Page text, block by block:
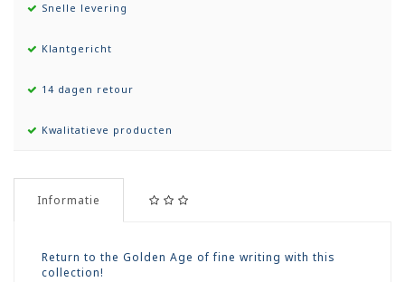
Snelle levering
Klantgericht
14 dagen retour
Kwalitatieve producten
Informatie
Return to the Golden Age of fine writing with this
collection!